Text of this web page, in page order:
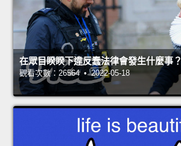
在眾目睽睽下違反蠢法律會發生什麼事？
觀看次數：26564 • 2022-05-18